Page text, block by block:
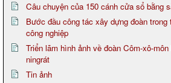
Câu chuyện của 150 cánh cửa sổ bằng
Bước đầu công tác xây dựng đoàn trong
công nghiệp
Triển lãm hình ảnh về đoàn Côm-xô-môn
ningrát
Tin ảnh